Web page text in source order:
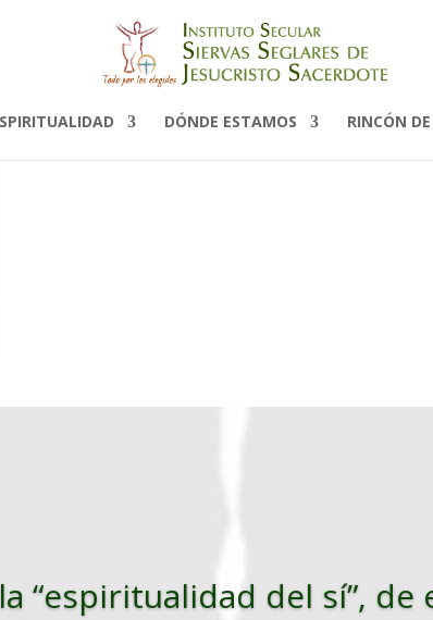
DÓNDE ESTAMOS RINCÓN
“espiritualidad del sí”,